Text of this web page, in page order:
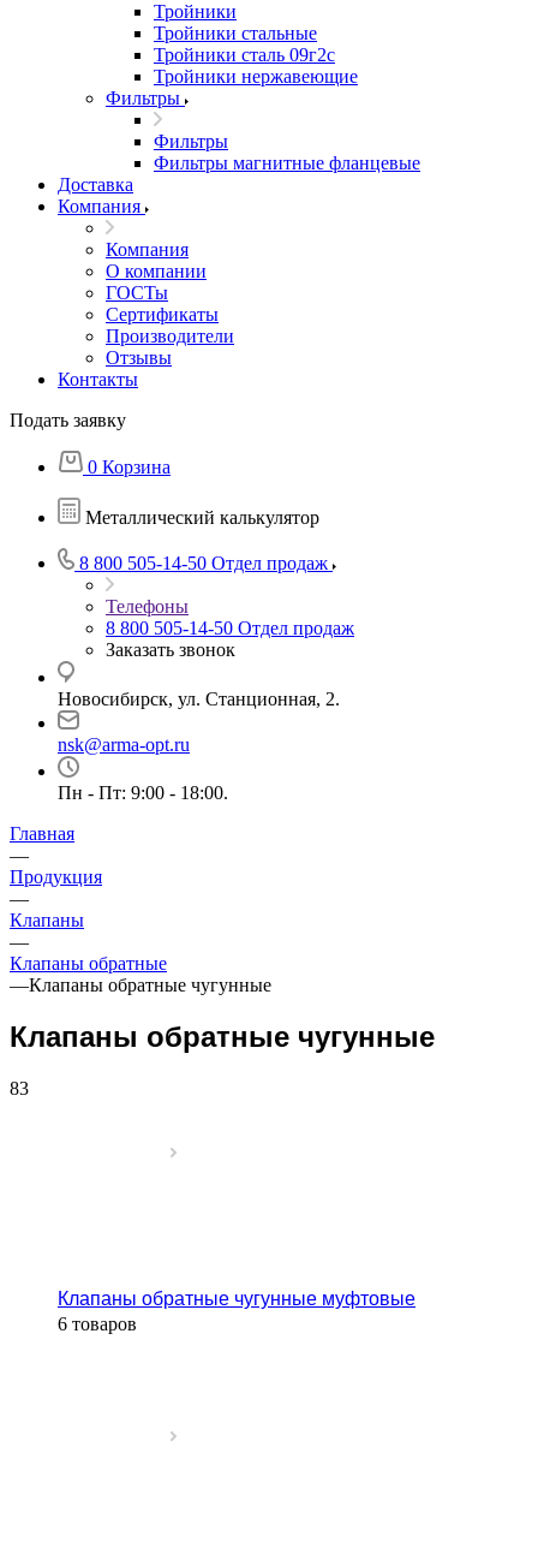
Тройники
Тройники стальные
Тройники сталь 09г2с
Тройники нержавеющие
Фильтры
Фильтры
Фильтры магнитные фланцевые
Доставка
Компания
Компания
О компании
ГОСТы
Сертификаты
Производители
Отзывы
Контакты
Подать заявку
0 Корзина
Металлический калькулятор
8 800 505-14-50 Отдел продаж
Телефоны
8 800 505-14-50 Отдел продаж
Заказать звонок
Новосибирск, ул. Станционная, 2.
nsk@arma-opt.ru
Пн - Пт: 9:00 - 18:00.
Главная
—
Продукция
—
Клапаны
—
Клапаны обратные
—Клапаны обратные чугунные
Клапаны обратные чугунные
83
Клапаны обратные чугунные муфтовые
6 товаров